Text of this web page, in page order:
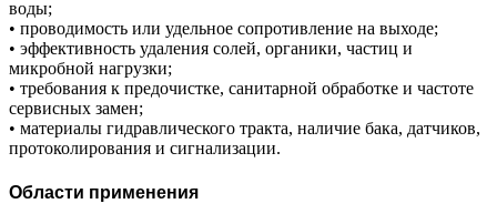
воды;
• проводимость или удельное сопротивление на выходе;
• эффективность удаления солей, органики, частиц и
микробной нагрузки;
• требования к предочистке, санитарной обработке и частоте
сервисных замен;
• материалы гидравлического тракта, наличие бака, датчиков,
протоколирования и сигнализации.
Области применения